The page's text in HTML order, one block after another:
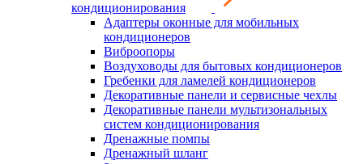
кондиционирования
Адаптеры оконные для мобильных
кондиционеров
Виброопоры
Воздуховоды для бытовых кондиционеров
Гребенки для ламелей кондиционеров
Декоративные панели и сервисные чехлы
Декоративные панели мультизональных
систем кондиционирования
Дренажные помпы
Дренажный шланг